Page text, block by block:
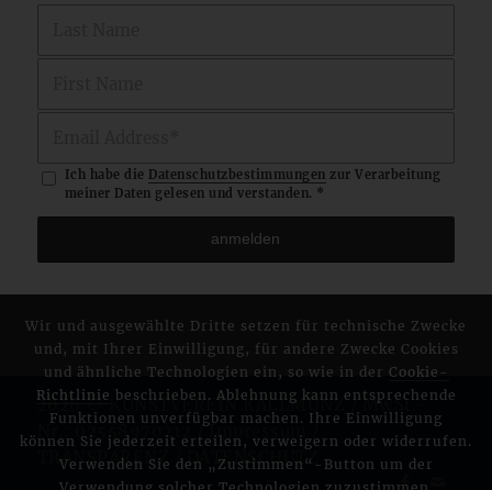
Ich habe die Datenschutzbestimmungen zur Verarbeitung
meiner Daten gelesen und verstanden. *
2026 © KUNSTVEREIN KALLMÜNZ / MwSt.-
Nr.: 02558970212 / Impressum
TRANSPARENZ /DATENSCHUTZ
Wir und ausgewählte Dritte setzen für technische Zwecke
und, mit Ihrer Einwilligung, für andere Zwecke Cookies
und ähnliche Technologien ein, so wie in der Cookie-
Richtlinie beschrieben. Ablehnung kann entsprechende
Funktionen unverfügbar machen. Ihre Einwilligung
können Sie jederzeit erteilen, verweigern oder widerrufen.
Verwenden Sie den „Zustimmen“-Button um der